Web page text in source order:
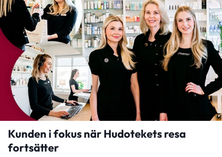
Kunden i fokus när Hudotekets resa
fortsätter